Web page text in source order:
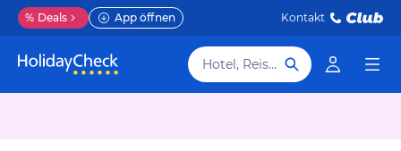
% Deals App öffnen Kontakt
Hotel, Reiseziel